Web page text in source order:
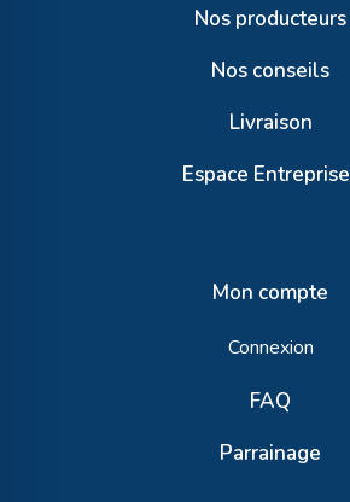
Nos producteurs
Nos conseils
Livraison
Espace
Mon compte
Connexion
FAQ
Parrainage